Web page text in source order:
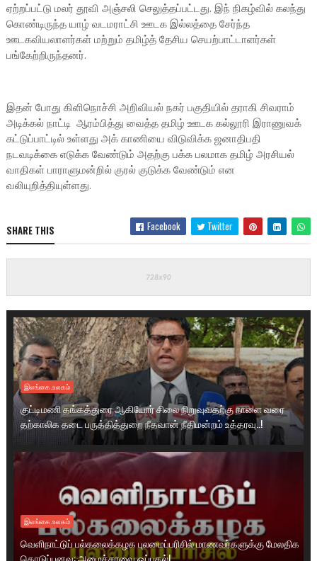
ஏற்றப்பட்டு மலர் தூவி அஞ்சலி செலுத்தப்பட்டது. இந் நிகழ்வில் கலந்து
கொண்டிருந்த யாழ் வடமராட்சி ஊடக இல்லத்தை சேர்ந்த
ஊடகவியலாளர்கள் மற்றும் தமிழ்த் தேசிய செயற்பாட்டாளர்கள்
பங்கேற்றிருந்தனர்.
இதன் போது கிளிநொச்சி அறிவியல் நகர் பகுதியில் தராகி சிவராம்
அடிக்கல் நாட்டி ஆரம்பித்து வைத்த தமிழ் ஊடக கல்லூரி இராணுவக்
கட்டுப்பாட்டில் உள்ளது அக் காணியை விடுவிக்க ஜனாதிபதி
நடவடிக்கை எடுக்க வேண்டும் அதற்கு பக்க பலமாக தமிழ் அரசியல்
வாதிகள் பாராளுமன்றில் குரல் குடுக்க வேண்டும் என
வலியுறித்தியுள்ளது.
SHARE THIS Facebook Twitter
இலங்கை.உலகம்
குட்டிமணி தங்கத்துரை ஆகியோர் சிலை நிறுவுவதற்கு நாளை வரை
தற்காலிக தடை பருத்தித்துறை நீதவான் நீதிமன்றம் உத்தரவு..!
இலங்கை.உலகம்
வெளிநாட்டுப் பல்கலைக்கழக புலமைப்பரிசில் மாணவர்களுக்கு மேலதிக
கொடுப்பனவு: அமைச்சரவை ஒப்புதல்!